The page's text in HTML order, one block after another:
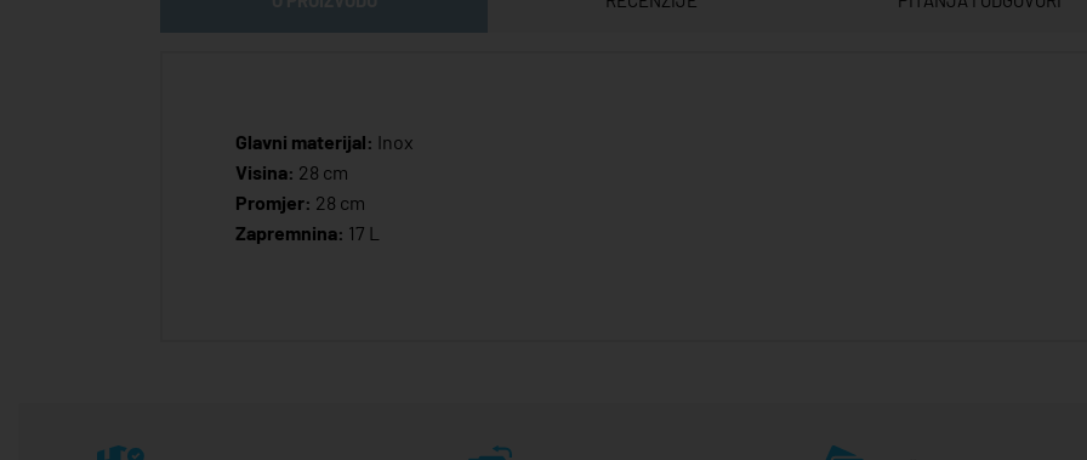
Glavni materijal: Inox
Visina: 28 cm
Promjer: 28 cm
Zapremnina: 17 L